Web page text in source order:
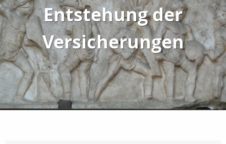
Entstehung der
Versicherungen